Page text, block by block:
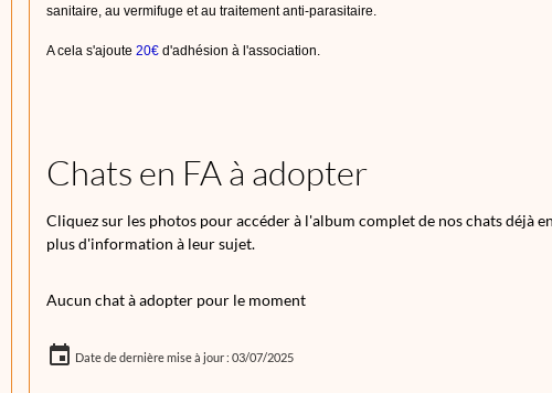
sanitaire, au vermifuge et au traitement anti-parasitaire.
A cela s'ajoute 20€ d'adhésion à l'association.
Chats en FA à adopter
Cliquez sur les photos pour accéder à l'album complet de nos chats déjà
plus d'information à leur sujet.
Aucun chat à adopter pour le moment
Date de dernière mise à jour : 03/07/2025